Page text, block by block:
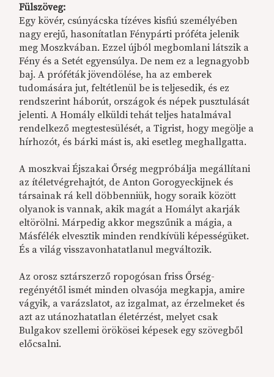
Fülszöveg:
Egy kövér, csúnyácska tízéves kisfiú személyében
nagy erejű, hasonítatlan Fénypárti próféta jelenik
meg Moszkvában. Ezzel újból megbomlani látszik a
Fény és a Setét egyensúlya. De nem ez a legnagyobb
baj. A próféták jövendölése, ha az emberek
tudomására jut, feltétlenül be is teljesedik, és ez
rendszerint háborút, országok és népek pusztulását
jelenti. A Homály elküldi tehát teljes hatalmával
rendelkező megtestesülését, a Tigrist, hogy megölje a
hírhozót, és bárki mást is, aki esetleg meghallgatta.
A moszkvai Éjszakai Őrség megpróbálja megállítani
az ítéletvégrehajtót, de Anton Gorogyeckijnek és
társainak rá kell döbbenniük, hogy soraik között
olyanok is vannak, akik magát a Homályt akarják
eltörölni. Márpedig akkor megszűnik a mágia, a
Másfélék elvesztik minden rendkívüli képességüket.
És a világ visszavonhatatlanul megváltozik.
Az orosz sztárszerző ropogósan friss Őrség-
regényétől ismét minden olvasója megkapja, amire
vágyik, a varázslatot, az izgalmat, az érzelmeket és
azt az utánozhatatlan életérzést, melyet csak
Bulgakov szellemi örökösei képesek egy szövegből
előcsalni.